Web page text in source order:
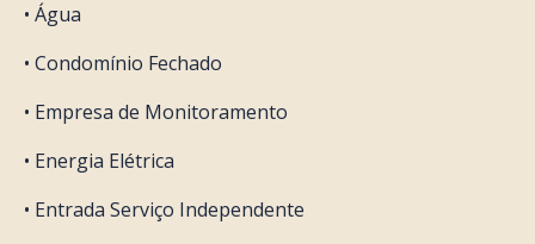
• Água
• Condomínio Fechado
• Empresa de Monitoramento
• Energia Elétrica
• Entrada Serviço Independente